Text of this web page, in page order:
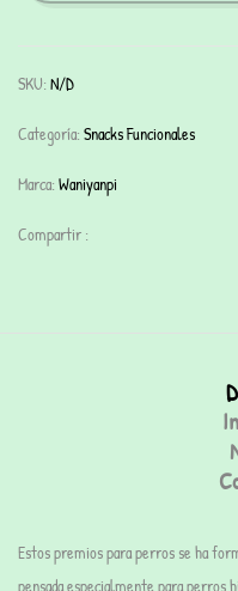
SKU: N/D
Categoría: Snacks Funcionales
Marca: Waniyanpi
Compartir :
Estos premios para perros se ha
pensada especialmente para perros